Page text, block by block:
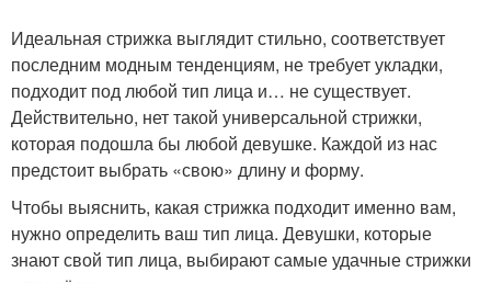
Идеальная стрижка выглядит стильно, соответствует
последним модным тенденциям, не требует укладки,
подходит под любой тип лица и… не существует.
Действительно, нет такой универсальной стрижки,
которая подошла бы любой девушке. Каждой из нас
предстоит выбрать «свою» длину и форму.
Чтобы выяснить, какая стрижка подходит именно вам,
нужно определить ваш тип лица. Девушки, которые
знают свой тип лица, выбирают самые удачные стрижки